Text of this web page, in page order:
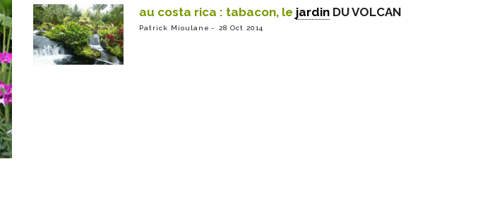
au costa rica : tabacon, le jardin DU VOLCAN
Patrick Mioulane 28 Oct 2014